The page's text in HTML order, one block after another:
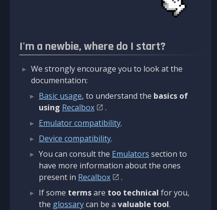
I'm a newbie, where do I start?
We strongly encourage you to look at the
documentation:
Basic usage, to understand the basics of
using Recalbox
.
Emulator compatibility.
Device compatibility.
You can consult the Emulators section to
have more information about the ones
present in Recalbox
.
If some termsare too technical for you,
the glossarycan be a valuable tool.